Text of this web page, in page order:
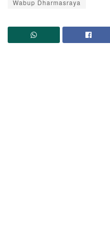
Wabup Dharmasraya